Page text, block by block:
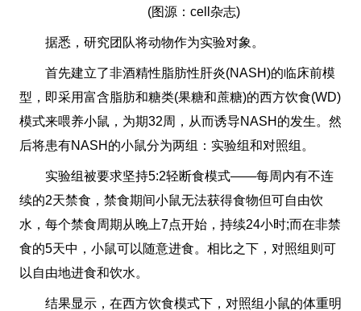
(图源：cell杂志)
据悉，研究团队将动物作为实验对象。
首先建立了非酒精性脂肪性肝炎(NASH)的临床前模
型，即采用富含脂肪和糖类(果糖和蔗糖)的西方饮食(WD)
模式来喂养小鼠，为期32周，从而诱导NASH的发生。然
后将患有NASH的小鼠分为两组：实验组和对照组。
实验组被要求坚持5:2轻断食模式——每周内有不连
续的2天禁食，禁食期间小鼠无法获得食物但可自由饮
水，每个禁食周期从晚上7点开始，持续24小时;而在非禁
食的5天中，小鼠可以随意进食。相比之下，对照组则可
以自由地进食和饮水。
结果显示，在西方饮食模式下，对照组小鼠的体重明